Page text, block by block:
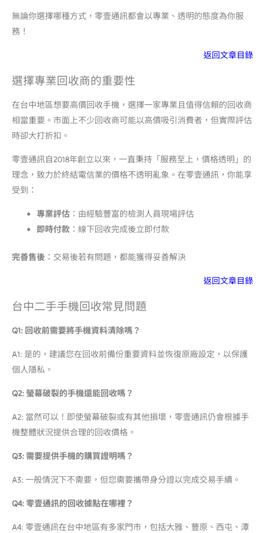
無論你選擇哪種方式，零壹通訊都會以專業、透明的態度為你服
務！
返回文章目錄
選擇專業回收商的重要性
在台中地區想要高價回收手機，選擇一家專業且值得信賴的回收商
相當重要。市面上不少回收商可能以高價吸引消費者，但實際評估
時卻大打折扣。
零壹通訊自2018年創立以來，一直秉持「服務至上，價格透明」的
理念，致力於終結電信業的價格不透明亂象。在零壹通訊，你能享
受到：
專業評估 ：由經驗豐富的檢測人員現場評估
即時付款 ：線下回收完成後立即付款
完善售後 ：交易後若有問題，都能獲得妥善解決
返回文章目錄
台中二手手機回收常見問題
Q1: 回收前需要將手機資料清除嗎？
A1: 是的，建議您在回收前備份重要資料並恢復原廠設定，以保護
個人隱私。
Q2: 螢幕破裂的手機還能回收嗎？
A2: 當然可以！即使螢幕破裂或有其他損壞，零壹通訊仍會根據手
機整體狀況提供合理的回收價格。
Q3: 需要提供手機的購買證明嗎？
A3: 一般情況下不需要，但您需要攜帶身分證以完成交易手續。
Q4: 零壹通訊的回收據點在哪裡？
A4: 零壹通訊在台中地區有多家門市，包括大雅、豐原、西屯、潭